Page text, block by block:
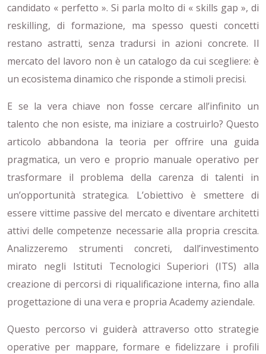
candidato « perfetto ». Si parla molto di « skills gap », di
reskilling, di formazione, ma spesso questi concetti
restano astratti, senza tradursi in azioni concrete. Il
mercato del lavoro non è un catalogo da cui scegliere: è
un ecosistema dinamico che risponde a stimoli precisi.
E se la vera chiave non fosse cercare all’infinito un
talento che non esiste, ma iniziare a costruirlo? Questo
articolo abbandona la teoria per offrire una guida
pragmatica, un vero e proprio manuale operativo per
trasformare il problema della carenza di talenti in
un’opportunità strategica. L’obiettivo è smettere di
essere vittime passive del mercato e diventare architetti
attivi delle competenze necessarie alla propria crescita.
Analizzeremo strumenti concreti, dall’investimento
mirato negli Istituti Tecnologici Superiori (ITS) alla
creazione di percorsi di riqualificazione interna, fino alla
progettazione di una vera e propria Academy aziendale.
Questo percorso vi guiderà attraverso otto strategie
operative per mappare, formare e fidelizzare i profili